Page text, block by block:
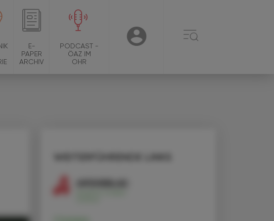
E-
PAPER
ARCHIV
PODCAST -
ÖAZ IM
OHR
USER ☰